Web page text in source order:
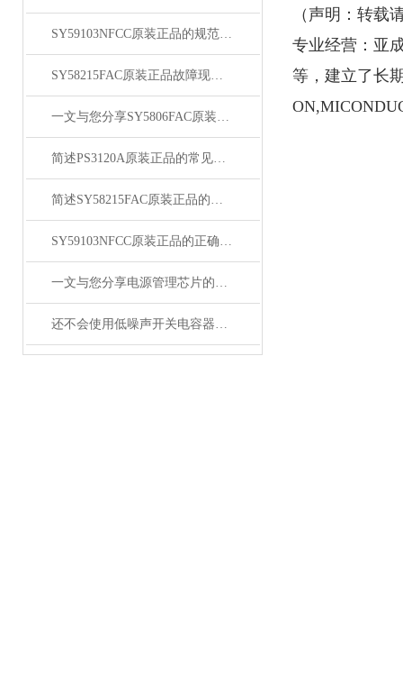
SY59103NFCC原装正品的规范存放管理体系介绍
SY58215FAC原装正品故障现象相应的解决方法介绍
一文与您分享SY5806FAC原装正品的常见问题相应解决方法
简述PS3120A原装正品的常见故障相应解决方法
简述SY58215FAC原装正品的正确安装方法
SY59103NFCC原装正品的正确维护保养方法分享
一文与您分享电源管理芯片的维护保养方法
还不会使用低噪声开关电容器？进来看
（ 声明：转载
专业经营：亚
等，建立了长